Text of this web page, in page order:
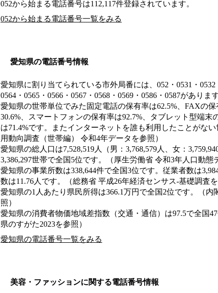
052から始まる電話番号は112,117件登録されています。
052から始まる電話番号一覧をみる
愛知県の電話番号情報
愛知県に割り当てられている市外局番には、052・0531・0532
0564・0565・0566・0567・0568・0569・0586・0587があります
愛知県の世帯単位でみた固定電話の保有率は62.5%、FAXの
30.6%、スマートフォンの保有率は92.7%、タブレット型端末
は71.4%です。またインターネットを誰も利用したことがな
用動向調査（世帯編） 令和4年データを参照）
愛知県の総人口は7,528,519人（男：3,768,579人、女：
3,386,297世帯で全国5位です。（厚生労働省 令和3年人口動態
愛知県の事業所数は338,644件で全国3位です。従業者数は
数は11.76人です。（総務省 平成26年経済センサス‐基礎調査を
愛知県の1人あたり県民所得は366.1万円で全国2位です。（
照）
愛知県の消費者物価地域差指数（交通・通信）は97.5で全国
県のすがた2023を参照）
愛知県の電話番号一覧をみる
美容・ファッションに関する電話番号情報